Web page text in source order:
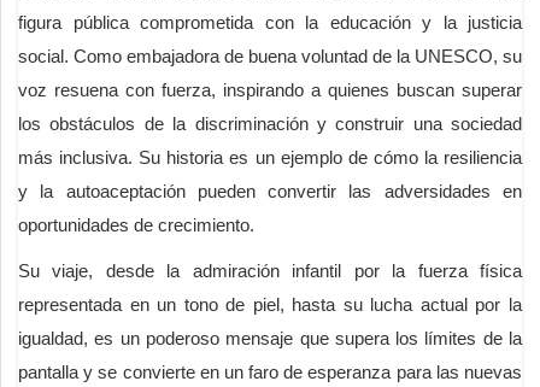
figura pública comprometida con la educación y la justicia
social. Como embajadora de buena voluntad de la UNESCO, su
voz resuena con fuerza, inspirando a quienes buscan superar
los obstáculos de la discriminación y construir una sociedad
más inclusiva. Su historia es un ejemplo de cómo la resiliencia
y la autoaceptación pueden convertir las adversidades en
oportunidades de crecimiento.
Su viaje, desde la admiración infantil por la fuerza física
representada en un tono de piel, hasta su lucha actual por la
igualdad, es un poderoso mensaje que supera los límites de la
pantalla y se convierte en un faro de esperanza para las nuevas